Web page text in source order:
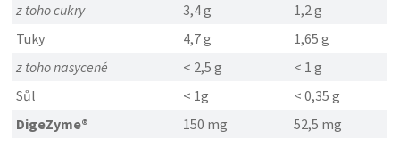
z toho cukry
3,4 g
1,2 g
Tuky
4,7 g
1,65 g
z toho nasycené
< 2,5 g
< 1 g
Sůl
< 1g
< 0,35 g
DigeZyme®
150 mg 52,5 mg